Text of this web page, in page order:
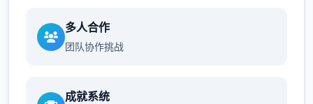
多人合作
团队协作挑战
成就系统